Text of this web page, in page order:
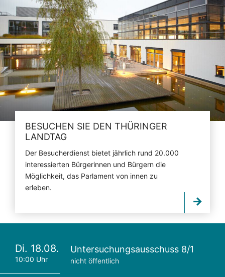
BESUCHEN SIE DEN THÜRINGER
LANDTAG
Der Besucherdienst bietet jährlich rund 20.000
interessierten Bürgerinnen und Bürgern die
Möglichkeit, das Parlament von innen zu
erleben.
Di. 18.08.
10:00 Uhr
Untersuchungsausschuss 8/1
nicht öffentlich